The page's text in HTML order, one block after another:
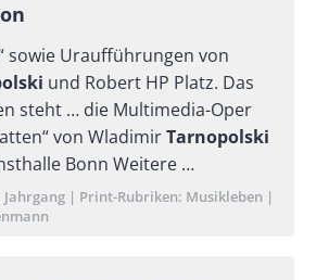
sowie Uraufführungen von
und Robert HP Platz. Das
steht … die Multimedia-Oper
von WladimirTarnopolski
Bonn Weitere …
Jahrgang Print-Rubriken Musikleben